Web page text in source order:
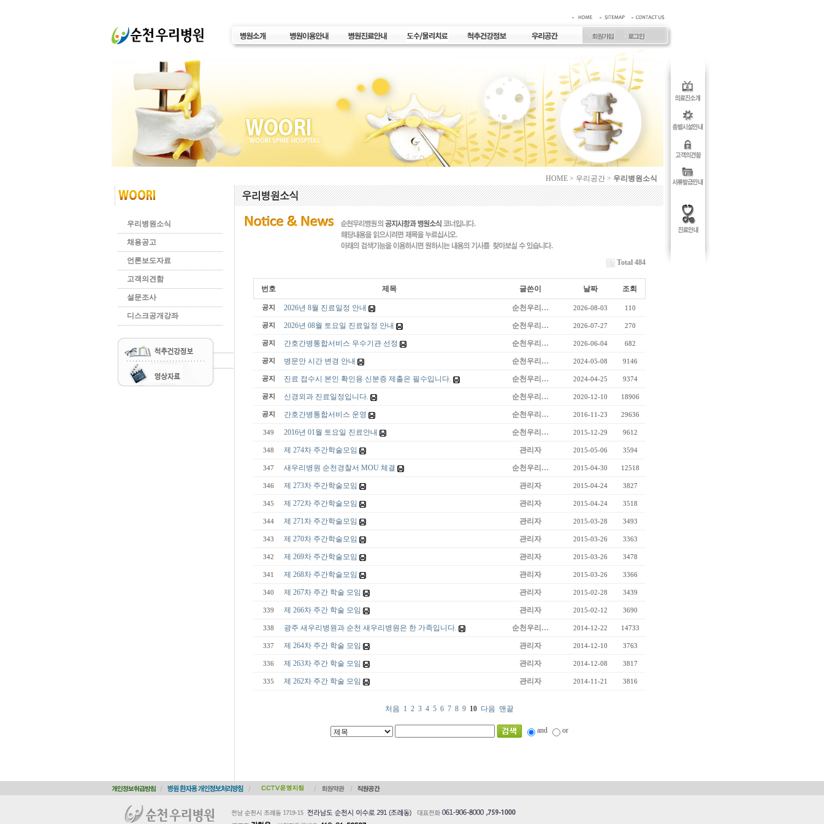
HOME > 우리공간 > 우리병원소식
우리병원소식
채용공고
언론보도자료
고객의견함
설문조사
디스크공개강좌
Total 484
번호 제목 글쓴이 날짜 조회
공지 2026년 8월 진료일정 안내 순천우리… 2026-08-03 110
공지 2026년 08월 토요일 진료일정 안내 순천우리… 2026-07-27 270
공지 간호간병통합서비스 우수기관 선정 순천우리… 2026-06-04 682
공지 병문안 시간 변경 안내 순천우리… 2024-05-08 9146
공지 진료 접수시 본인 확인용 신분증 제출은 필수입니다. 순천우리… 2024-04-25 9374
공지 신경외과 진료일정입니다. 순천우리… 2020-12-10 18906
공지 간호간병통합서비스 운영 순천우리… 2016-11-23 29636
349 2016년 01월 토요일 진료안내 순천우리… 2015-12-29 9612
348 제 274차 주간학술모임 관리자 2015-05-06 3594
347 새우리병원 순천경찰서 MOU 체결 순천우리… 2015-04-30 12518
346 제 273차 주간학술모임 관리자 2015-04-24 3827
345 제 272차 주간학술모임 관리자 2015-04-24 3518
344 제 271차 주간학술모임 관리자 2015-03-28 3493
343 제 270차 주간학술모임 관리자 2015-03-26 3363
342 제 269차 주간학술모임 관리자 2015-03-26 3478
341 제 268차 주간학술모임 관리자 2015-03-26 3366
340 제 267차 주간 학술 모임 관리자 2015-02-28 3439
339 제 266차 주간 학술 모임 관리자 2015-02-12 3690
338 광주 새우리병원과 순천 새우리병원은 한 가족입니다. 순천우리… 2014-12-22 14733
337 제 264차 주간 학술 모임 관리자 2014-12-10 3763
336 제 263차 주간 학술 모임 관리자 2014-12-08 3817
335 제 262차 주간 학술 모임 관리자 2014-11-21 3816
처음 1 2 3 4 5 6 7 8 9 10 다음 맨끝
and or